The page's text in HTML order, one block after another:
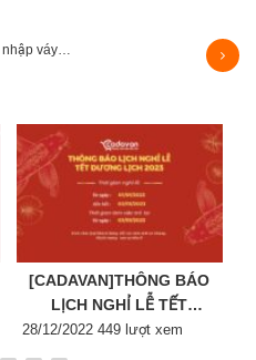
giày thể thao Trung Quốc giá sỉ,…
[CADAVAN]THÔNG BÁO
LỊCH NGHỈ LỄ TẾT
DƯƠNG LỊCH 2023
Posted
28/12/2022 449 lượt xem